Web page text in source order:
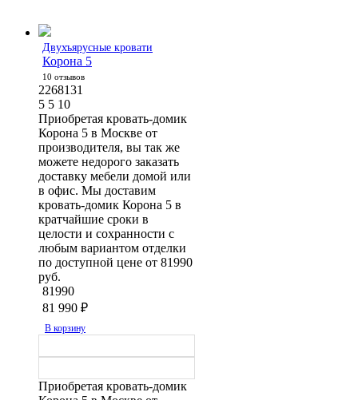
Двухъярусные кровати
Корона 5
10 отзывов
2268131
5 5 10
Приобретая кровать-домик
Корона 5 в Москве от
производителя, вы так же
можете недорого заказать
доставку мебели домой или
в офис. Мы доставим
кровать-домик Корона 5 в
кратчайшие сроки в
целости и сохранности с
любым вариантом отделки
по доступной цене от 81990
руб.
81990
81 990 ₽
В корзину
Приобретая кровать-домик